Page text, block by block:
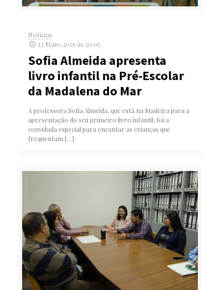
Notícias
12 Maio, 2025 às 20:05
Sofia Almeida apresenta
livro infantil na Pré-Escolar
da Madalena do Mar
A professora Sofia Almeida, que está na Madeira para a
apresentação do seu primeiro livro infantil, foi a
convidada especial para encantar as crianças que
frequentam […]